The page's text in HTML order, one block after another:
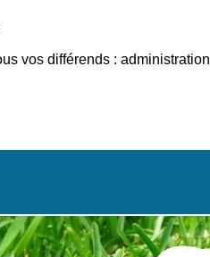
vos différends :